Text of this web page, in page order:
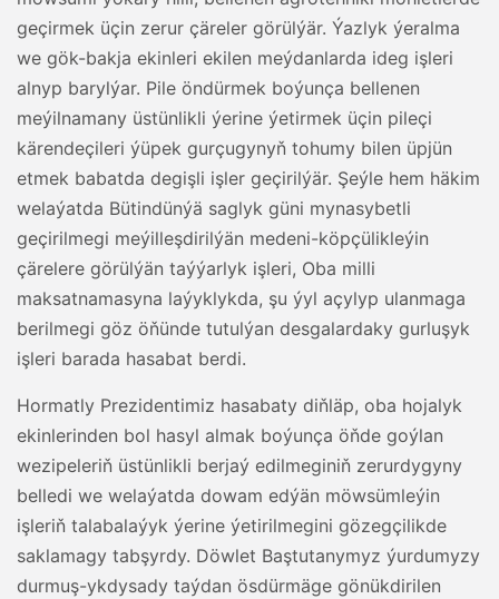
geçirmek üçin zerur çäreler görülýär. Ýazlyk ýeralma
we gök-bakja ekinleri ekilen meýdanlarda ideg işleri
alnyp barylýar. Pile öndürmek boýunça bellenen
meýilnamany üstünlikli ýerine ýetirmek üçin pileçi
kärendeçileri ýüpek gurçugynyň tohumy bilen üpjün
etmek babatda degişli işler geçirilýär. Şeýle hem häkim
welaýatda Bütindünýä saglyk güni mynasybetli
geçirilmegi meýilleşdirilýän medeni-köpçülikleýin
çärelere görülýän taýýarlyk işleri, Oba milli
maksatnamasyna laýyklykda, şu ýyl açylyp ulanmaga
berilmegi göz öňünde tutulýan desgalardaky gurluşyk
işleri barada hasabat berdi.
Hormatly Prezidentimiz hasabaty diňläp, oba hojalyk
ekinlerinden bol hasyl almak boýunça öňde goýlan
wezipeleriň üstünlikli berjaý edilmeginiň zerurdygyny
belledi we welaýatda dowam edýän möwsümleýin
işleriň talabalaýyk ýerine ýetirilmegini gözegçilikde
saklamagy tabşyrdy. Döwlet Baştutanymyz ýurdumyzy
durmuş-ykdysady taýdan ösdürmäge gönükdirilen